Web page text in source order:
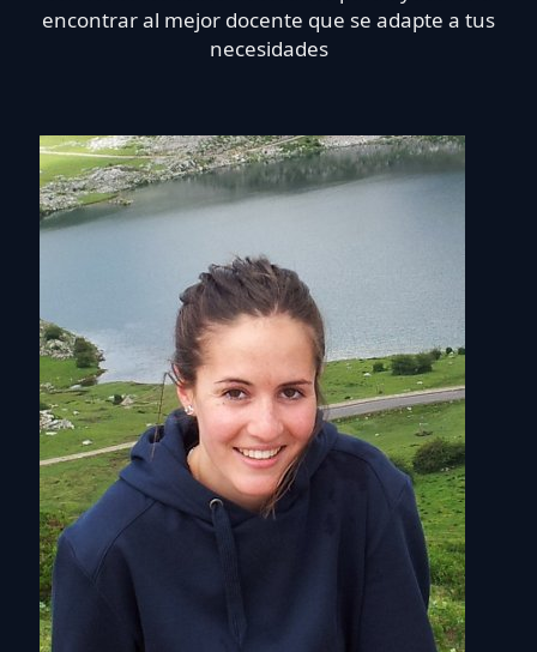
encontrar al mejor docente que se adapte a tus
necesidades